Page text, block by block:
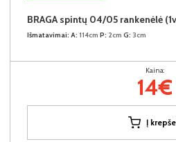
BRAGA spintų 04/05 rankenėlė
Išmatavimai: A: 114cm P: 2cm G: 3cm
Kaina:
14€
Į